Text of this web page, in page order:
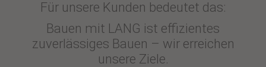
Für unsere Kunden bedeutet das:
Bauen mit LANG ist effizientes
zuverlässiges Bauen – wir erreichen
unsere Ziele.